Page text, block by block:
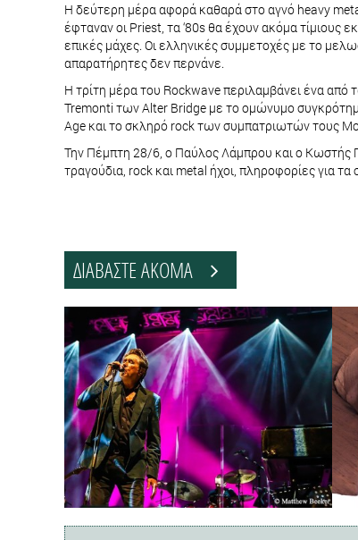
Η δεύτερη μέρα αφορά καθαρά στο αγνό heavy
έφταναν οι Priest, τα ‘80s θα έχουν ακόμα τίμιους
επικές μάχες. Οι ελληνικές συμμετοχές με το
απαρατήρητες δεν περνάνε.
Η τρίτη μέρα του Rockwave περιλαμβάνει ένα
Tremonti των Alter Bridge με το ομώνυμο
Age και το σκληρό rock των συμπατριωτών τους
Την Πέμπτη 28/6, ο Παύλος Λάμπρου και ο Κωστής
τραγούδια, rock και metal ήχοι, πληροφορίες για
ΔΙΑΒΑΣΤΕ ΑΚΟΜΑ